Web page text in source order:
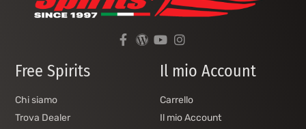
Free Spirits
Chi siamo
Trova Dealer
Il mio Account
Carrello
Il mio Account